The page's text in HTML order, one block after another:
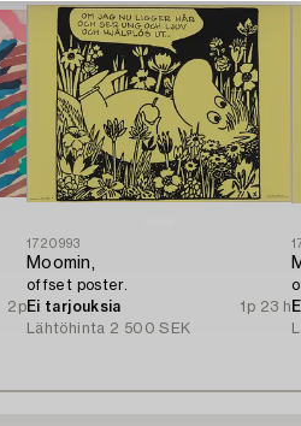
2p
1720993
Moomin,
offset poster.
Ei tarjouksia
1p 23 h
Lähtöhinta 2 500 SEK